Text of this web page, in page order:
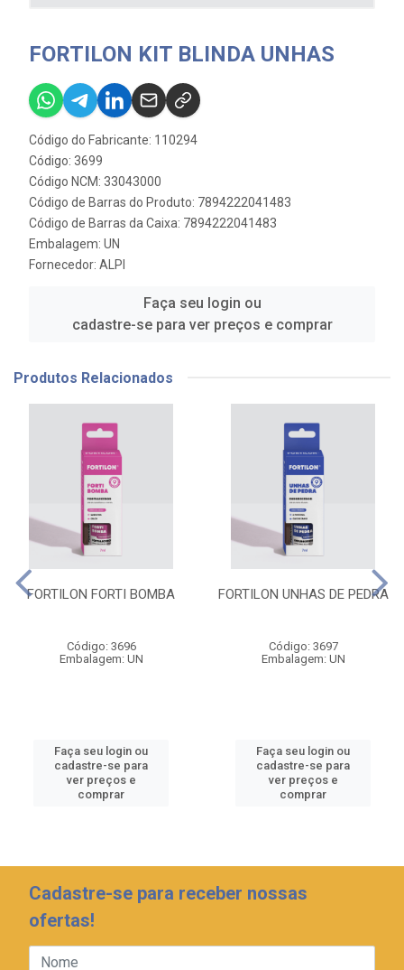
FORTILON KIT BLINDA UNHAS
Código do Fabricante: 110294
Código: 3699
Código NCM: 33043000
Código de Barras do Produto: 7894222041483
Código de Barras da Caixa: 7894222041483
Embalagem: UN
Fornecedor: ALPI
Faça seu login ou
cadastre-se para ver preços e comprar
Produtos Relacionados
FORTILON FORTI BOMBA
Código: 3696
Embalagem: UN
Faça seu login ou
cadastre-se para
ver preços e
comprar
FORTILON UNHAS DE PEDRA
Código: 3697
Embalagem: UN
Faça seu login ou
cadastre-se para
ver preços e
comprar
Cadastre-se para receber nossas
ofertas!